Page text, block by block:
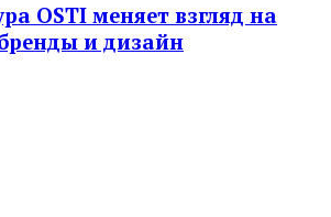
OSTI меняет взгляд на
и дизайн